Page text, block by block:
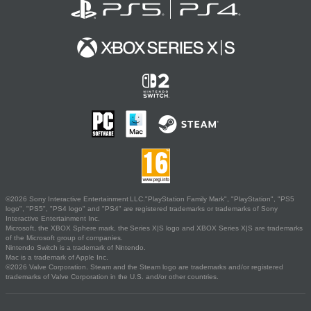
©2026 Sony Interactive Entertainment LLC."PlayStation Family Mark", "PlayStation", "PS5
logo", "PS5", "PS4 logo" and "PS4" are registered trademarks or trademarks of Sony
Interactive Entertainment Inc.
Microsoft, the XBOX Sphere mark, the Series X|S logo and XBOX Series X|S are trademarks
of the Microsoft group of companies.
Nintendo Switch is a trademark of Nintendo.
Mac is a trademark of Apple Inc.
©2026 Valve Corporation. Steam and the Steam logo are trademarks and/or registered
trademarks of Valve Corporation in the U.S. and/or other countries.